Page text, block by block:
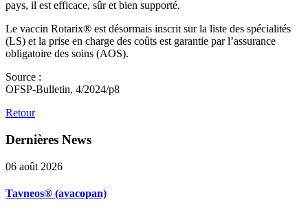
pays, il est efficace, sûr et bien supporté.
Le vaccin Rotarix® est désormais inscrit sur la liste des spécialités
(LS) et la prise en charge des coûts est garantie par l’assurance
obligatoire des soins (AOS).
Source :
OFSP-Bulletin, 4/2024/p8
Retour
Dernières News
06 août 2026
Tavneos® (avacopan)